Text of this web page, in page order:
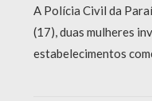
A Polícia Civil da
(17), duas mulheres
estabelecimentos